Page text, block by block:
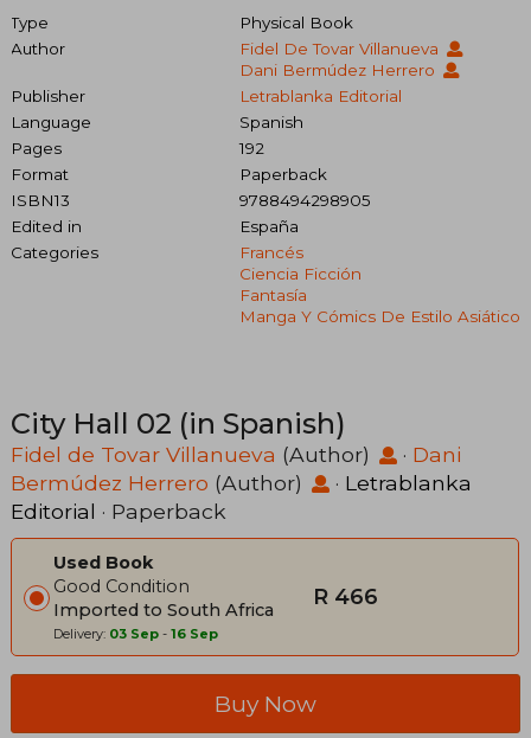
Type
Physical Book
Author
Fidel De Tovar Villanueva
Dani Bermúdez Herrero
Publisher
Letrablanka Editorial
Language
Spanish
Pages
192
Format
Paperback
ISBN13
9788494298905
Edited in
España
Categories
Francés
Ciencia Ficción
Fantasía
Manga Y Cómics De Estilo Asiático
City Hall 02 (in Spanish)
Fidel de Tovar Villanueva (Author) · Dani
Bermúdez Herrero (Author) · Letrablanka
Editorial · Paperback
Used Book
Good Condition
Imported to South Africa
Delivery: 03 Sep - 16 Sep
R 466
Buy Now